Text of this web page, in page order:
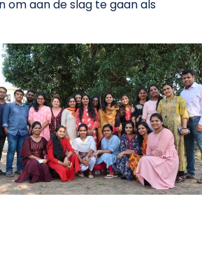
om aan de slag te gaan als